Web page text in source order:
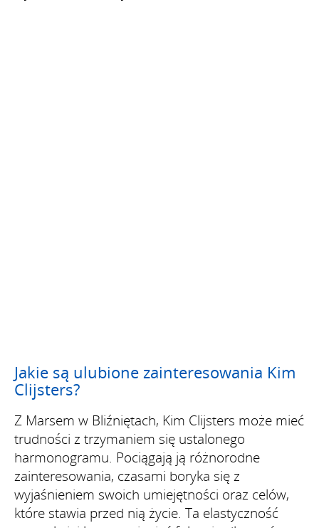
Jakie są ulubione zainteresowania Kim
Clijsters?
Z Marsem w Bliźniętach, Kim Clijsters może mieć
trudności z trzymaniem się ustalonego
harmonogramu. Pociągają ją różnorodne
zainteresowania, czasami boryka się z
wyjaśnieniem swoich umiejętności oraz celów,
które stawia przed nią życie. Ta elastyczność